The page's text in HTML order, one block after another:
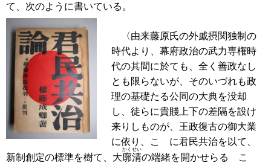
て、次のように書いている。
〈由来藤原氏の外戚摂関独制の
時代より、幕府政治の武力専権時
代の其間に於ても、全く善政なし
とも限らないが、そのいづれも政
理の基礎たる公同の大典を没却
し、徒らに貴賤上下の差隔を設け
来りしものが、王政復古の御大業
に依り、こゝに君民共治を以て、
新制創定の標準を樹て、大廓清
かくせい
の端緒を開かせらるゝこ